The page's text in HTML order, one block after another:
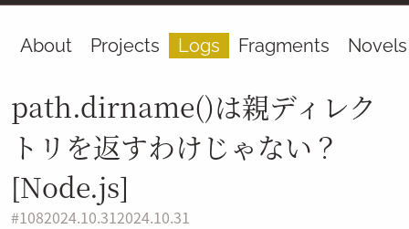
About Projects Logs Fragments Novels
path.dirname()は親ディレク
トリを返すわけじゃない？
[Node.js]
#1082024.10.312024.10.31